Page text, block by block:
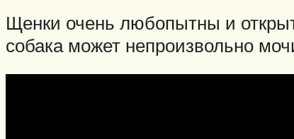
Щенки очень любопытны и
собака может непроизвольно